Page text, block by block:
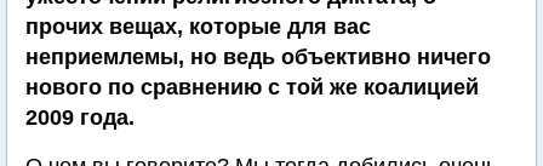
прочих вещах, которые для вас
неприемлемы, но ведь объективно ничего
нового по сравнению с той же коалицией
2009 года.